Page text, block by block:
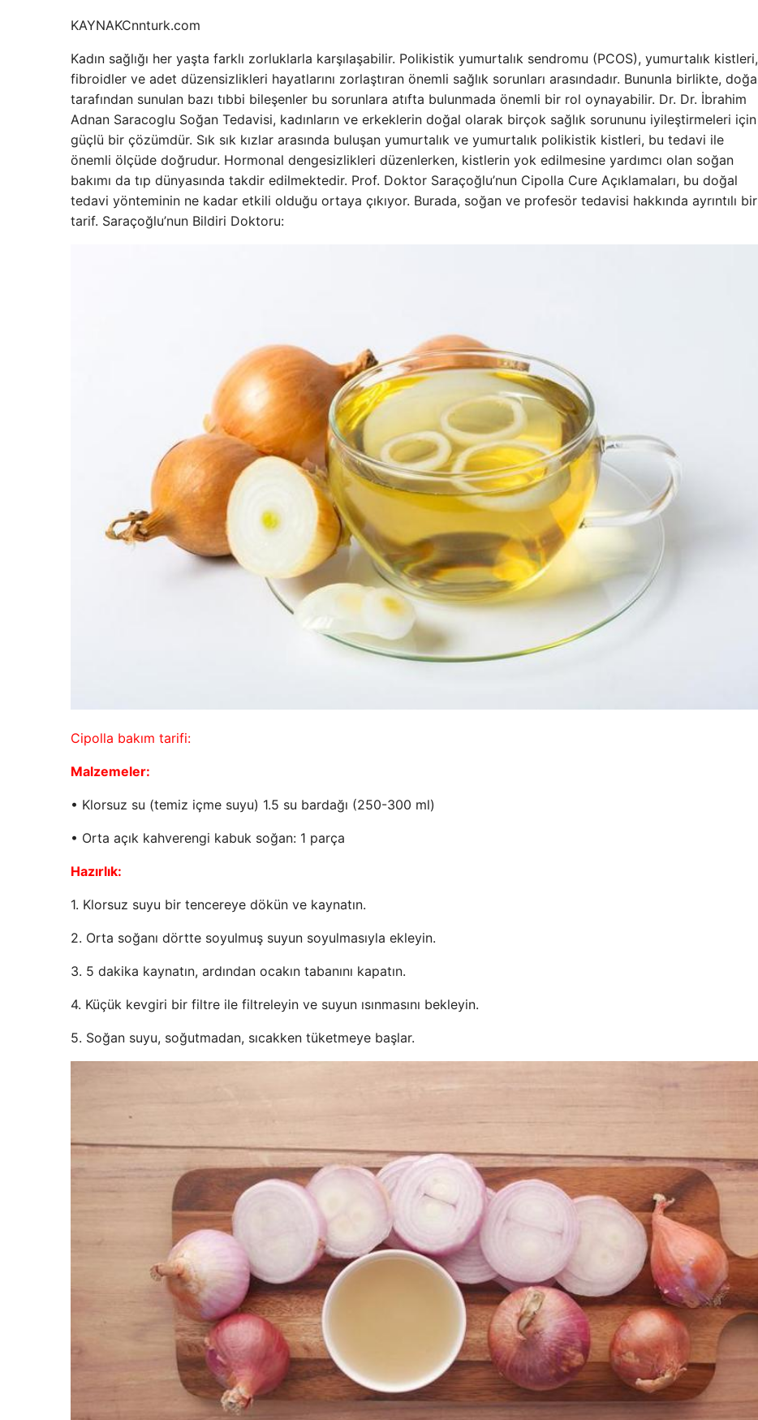
KAYNAKCnnturk.com
Kadın sağlığı her yaşta farklı zorluklarla karşılaşabilir. Polikistik yumurtalık sendromu (PCOS), yumurtalık kistleri,
fibroidler ve adet düzensizlikleri hayatlarını zorlaştıran önemli sağlık sorunları arasındadır. Bununla birlikte, doğa
tarafından sunulan bazı tıbbi bileşenler bu sorunlara atıfta bulunmada önemli bir rol oynayabilir. Dr. Dr. İbrahim
Adnan Saracoglu Soğan Tedavisi, kadınların ve erkeklerin doğal olarak birçok sağlık sorununu iyileştirmeleri için
güçlü bir çözümdür. Sık sık kızlar arasında buluşan yumurtalık ve yumurtalık polikistik kistleri, bu tedavi ile
önemli ölçüde doğrudur. Hormonal dengesizlikleri düzenlerken, kistlerin yok edilmesine yardımcı olan soğan
bakımı da tıp dünyasında takdir edilmektedir. Prof. Doktor Saraçoğlu’nun Cipolla Cure Açıklamaları, bu doğal
tedavi yönteminin ne kadar etkili olduğu ortaya çıkıyor. Burada, soğan ve profesör tedavisi hakkında ayrıntılı bir
tarif. Saraçoğlu’nun Bildiri Doktoru:
Cipolla bakım tarifi:
Malzemeler:
• Klorsuz su (temiz içme suyu) 1.5 su bardağı (250-300 ml)
• Orta açık kahverengi kabuk soğan: 1 parça
Hazırlık:
1. Klorsuz suyu bir tencereye dökün ve kaynatın.
2. Orta soğanı dörtte soyulmuş suyun soyulmasıyla ekleyin.
3. 5 dakika kaynatın, ardından ocakın tabanını kapatın.
4. Küçük kevgiri bir filtre ile filtreleyin ve suyun ısınmasını bekleyin.
5. Soğan suyu, soğutmadan, sıcakken tüketmeye başlar.